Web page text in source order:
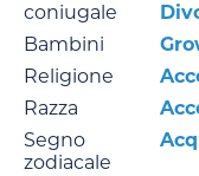
coniugale
Bambini
Religione
Razza
Segno
zodiacale